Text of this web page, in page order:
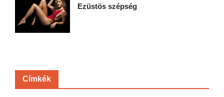
Ezüstös szépség
Címkék